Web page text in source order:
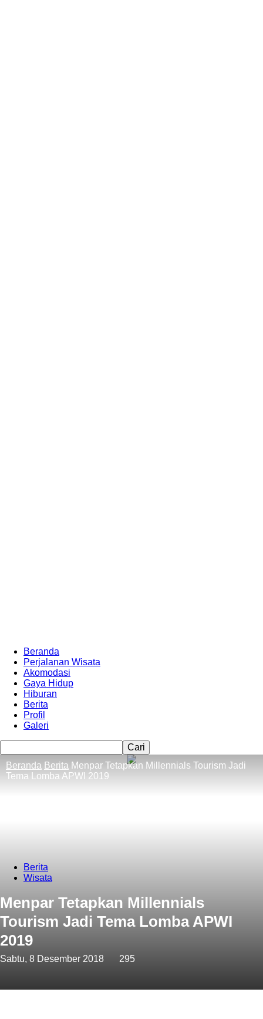
Beranda
Perjalanan Wisata
Akomodasi
Gaya Hidup
Hiburan
Berita
Profil
Galeri
Beranda Berita Menpar Tetapkan Millennials Tourism Jadi
Tema Lomba APWI 2019
Berita
Wisata
Menpar Tetapkan Millennials
Tourism Jadi Tema Lomba APWI
2019
Sabtu, 8 Desember 2018 295